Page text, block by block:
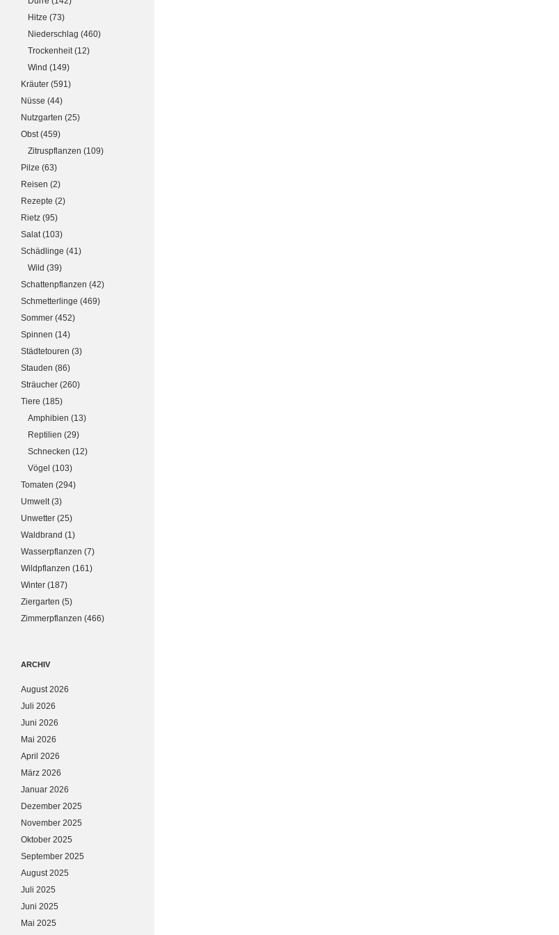
Hitze (73)
Niederschlag (460)
Trockenheit(12)
Wind (149)
Kräuter (591)
Nüsse (44)
Nutzgarten (25)
Obst(459)
Zitruspflanzen (109)
Pilze (63)
Reisen (2)
Rezepte (2)
Rietz (95)
Salat(103)
Schädlinge (41)
Wild (39)
Schattenpflanzen (42)
Schmetterlinge (469)
Sommer (452)
Spinnen (14)
Städtetouren (3)
Stauden (86)
Sträucher (260)
Tiere (185)
Amphibien (13)
Reptilien (29)
Schnecken (12)
Vögel (103)
Tomaten (294)
Umwelt(3)
Unwetter (25)
Waldbrand (1)
Wasserpflanzen (7)
Wildpflanzen (161)
Winter (187)
Ziergarten (5)
Zimmerpflanzen (466)
ARCHIV
August 2026
Juli 2026
Juni 2026
Mai 2026
April 2026
März 2026
Januar 2026
Dezember 2025
November 2025
Oktober 2025
September 2025
August 2025
Juli 2025
Juni 2025
Mai 2025